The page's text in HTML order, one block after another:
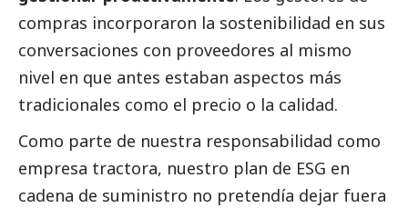
compras incorporaron la sostenibilidad en sus
conversaciones con proveedores al mismo
nivel en que antes estaban aspectos más
tradicionales como el precio o la calidad.
Como parte de nuestra responsabilidad como
empresa tractora, nuestro plan de ESG en
cadena de suministro no pretendía dejar fuera